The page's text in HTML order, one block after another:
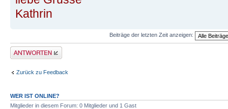
Kathrin
Beiträge der letzten Zeit anzeigen:
Antwort erstellen
Zurück zu Feedback
WER IST ONLINE?
Mitglieder in diesem Forum: 0 Mitglieder und 1 Gast